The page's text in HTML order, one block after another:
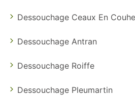
Dessouchage Ceaux En Couhe
Dessouchage Antran
Dessouchage Roiffe
Dessouchage Pleumartin